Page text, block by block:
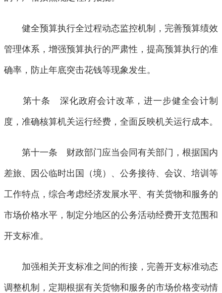
健全预算执行全过程动态监控机制，完善预算绩效
管理体系，增强预算执行的严肃性，提高预算执行的准
确率，防止年底突击花钱等现象发生。
第十条 深化政府会计改革，进一步健全会计制
度，准确核算机关运行经费，全面反映机关运行成本。
第十一条 财政部门应当会同有关部门，根据国内
差旅、因公临时出国（境）、公务接待、会议、培训等
工作特点，综合考虑经济发展水平、有关货物和服务的
市场价格水平，制定分地区的公务活动经费开支范围和
开支标准。
加强相关开支标准之间的衔接，完善开支标准动态
调整机制，定期根据有关货物和服务的市场价格变动情